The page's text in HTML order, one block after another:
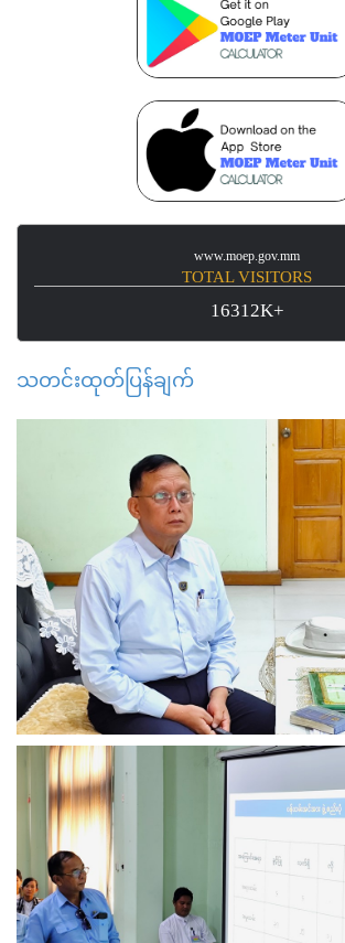
www.moep.gov.mm
TOTAL VISITORS
16312K+
သတင်းထုတ်ပြန်ချက်